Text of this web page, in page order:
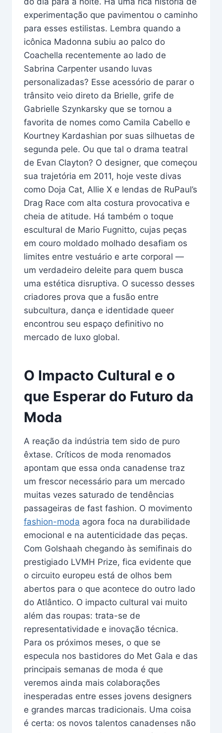
experimentação que pavimentou o caminho
para esses estilistas. Lembra quando a
icônica Madonna subiu ao palco do
Coachella recentemente ao lado de
Sabrina Carpenter usando luvas
personalizadas? Esse acessório de parar o
trânsito veio direto da Brielle, grife de
Gabrielle Szynkarsky que se tornou a
favorita de nomes como Camila Cabello e
Kourtney Kardashian por suas silhuetas de
segunda pele. Ou que tal o drama teatral
de Evan Clayton? O designer, que começou
sua trajetória em 2011, hoje veste divas
como Doja Cat, Allie X e lendas de RuPaul’s
Drag Race com alta costura provocativa e
cheia de atitude. Há também o toque
escultural de Mario Fugnitto, cujas peças
em couro moldado molhado desafiam os
limites entre vestuário e arte corporal —
um verdadeiro deleite para quem busca
uma estética disruptiva. O sucesso desses
criadores prova que a fusão entre
subcultura, dança e identidade queer
encontrou seu espaço definitivo no
mercado de luxo global.
O Impacto Cultural e o
que Esperar do Futuro da
Moda
A reação da indústria tem sido de puro
êxtase. Críticos de moda renomados
apontam que essa onda canadense traz
um frescor necessário para um mercado
muitas vezes saturado de tendências
passageiras de fast fashion. O movimento
fashion-moda agora foca na durabilidade
emocional e na autenticidade das peças.
Com Golshaah chegando às semifinais do
prestigiado LVMH Prize, fica evidente que
o circuito europeu está de olhos bem
abertos para o que acontece do outro lado
do Atlântico. O impacto cultural vai muito
além das roupas: trata-se de
representatividade e inovação técnica.
Para os próximos meses, o que se
especula nos bastidores do Met Gala e das
principais semanas de moda é que
veremos ainda mais colaborações
inesperadas entre esses jovens designers
e grandes marcas tradicionais. Uma coisa
é certa: os novos talentos canadenses não